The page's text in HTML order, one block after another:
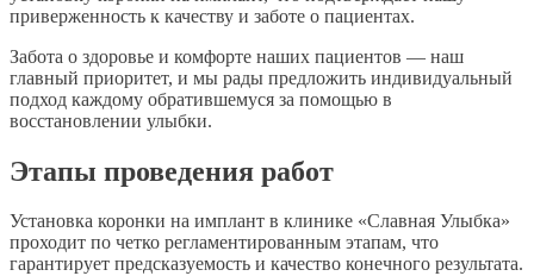
приверженность к качеству и заботе о пациентах.
Забота о здоровье и комфорте наших пациентов — наш
главный приоритет, и мы рады предложить индивидуальный
подход каждому обратившемуся за помощью в
восстановлении улыбки.
Этапы проведения работ
Установка коронки на имплант в клинике «Славная Улыбка»
проходит по четко регламентированным этапам, что
гарантирует предсказуемость и качество конечного результата.